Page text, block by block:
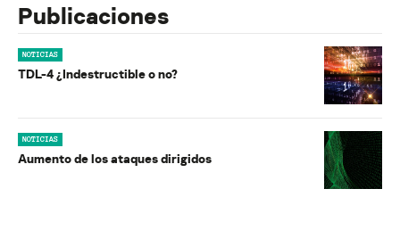
Publicaciones
NOTICIAS
TDL-4 ¿Indestructible o no?
NOTICIAS
Aumento de los ataques dirigidos